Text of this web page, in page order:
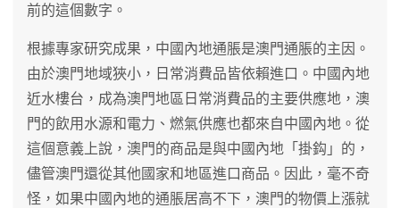
前的這個數字。
根據專家研究成果，中國內地通脹是澳門通脹的主因。
由於澳門地域狹小，日常消費品皆依賴進口。中國內地
近水樓台，成為澳門地區日常消費品的主要供應地，澳
門的飲用水源和電力、燃氣供應也都來自中國內地。從
這個意義上說，澳門的商品是與中國內地「掛鈎」的，
儘管澳門還從其他國家和地區進口商品。因此，毫不奇
怪，如果中國內地的通脹居高不下，澳門的物價上漲就